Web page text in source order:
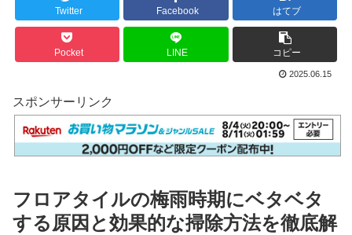
Twitter Facebook はてブ
Pocket LINE コピー
2025.06.15
スポンサーリンク
フロアタイルの梅雨時期にベタベタ
する原因と効果的な掃除方法を徹底解